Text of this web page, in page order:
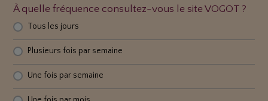
À quelle fréquence consultez-vous le site VOGOT ?
Tous les jours
Plusieurs fois par semaine
Une fois par semaine